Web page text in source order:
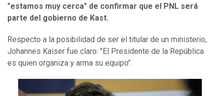
"estamos muy cerca" de confirmar que el PNL será
parte del gobierno de Kast.
Respecto a la posibilidad de ser el titular de un ministerio,
Johannes Kaiser fue claro: "El Presidente de la República
es quien organiza y arma su equipo".